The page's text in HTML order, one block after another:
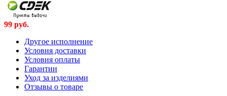
99 руб.
Другое исполнение
Условия доставки
Условия оплаты
Гарантии
Уход за изделиями
Отзывы о товаре